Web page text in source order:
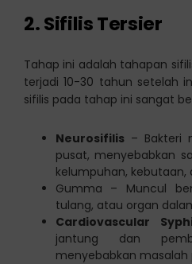
2. Sifilis Tersier
Tahap ini adalah tahapan
terjadi 10-30 tahun setelah
sifilis pada tahap ini sangat
Neurosifilis– Bakteri
pusat, menyebabkan
kelumpuhan, kebutaan,
Gumma – Muncul
tulang, atau organ
Cardiovascular
jantung dan
menyebabkan